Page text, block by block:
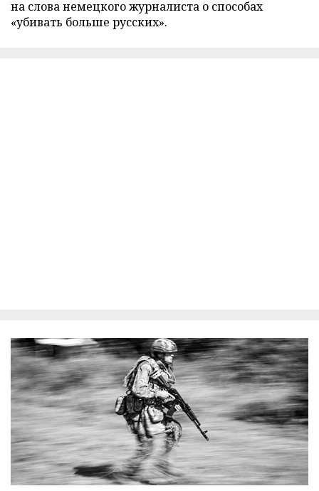
на слова немецкого журналиста о способах
«убивать больше русских».